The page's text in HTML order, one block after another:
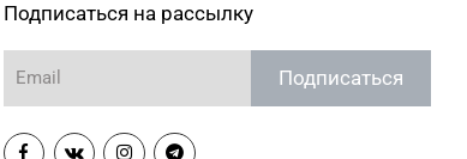
Подписаться на рассылку
Подписаться